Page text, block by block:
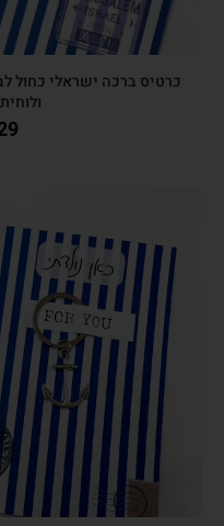
כרטיס ברכה ישראלי כחול